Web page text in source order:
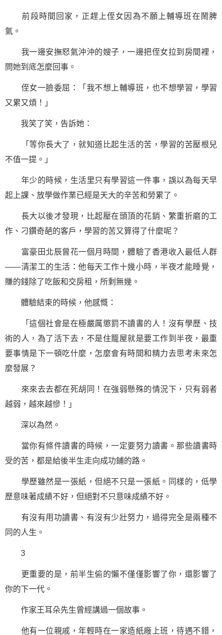
前段時間回家，正趕上侄女因為不願上輔導班在鬧脾
氣。
我一邊安撫怒氣沖沖的嫂子，一邊把侄女拉到房間裡，
問她到底怎麼回事。
侄女一臉委屈：「我不想上輔導班，也不想學習 ，學習
又累又煩！」
我笑了笑，告訴她：
「等你長大了，就知道比起生活的苦，學習的苦壓根兒
不值一提。」
年少的時候，生活里只有學習這一件事，誤以為每天早
起上課、放學做作業已經是天大的辛苦和勞累了。
長大以後才發現，比起壓在頭頂的花銷、繁重折磨的工
作、刁鑽奇葩的客戶，學習的苦又算得了什麼呢？
富豪田北辰曾花一個月時間，體驗了香港收入最低人群
——清潔工的生活：他每天工作十幾小時，半夜才能睡覺，
賺的錢除了吃飯和交房租，所剩無幾。
體驗結束的時候，他感慨：
「這個社會是在極嚴厲懲罰不讀書的人！沒有學歷、技
術的人，為了活下去，不是住籠屋就是要工作到半夜，最重
要事情是下一頓吃什麼，怎麼會有時間和精力去思考未來怎
麼發展？
來來去去都在死胡同！在強弱懸殊的情況下，只有弱者
越弱，越來越慘！」
深以為然。
當你有條件讀書的時候，一定要努力讀書。那些讀書時
受的苦，都是給後半生走向成功鋪的路。
學歷雖然是一張紙，但絕不只是一張紙。同樣的，低學
歷意味著成績不好，但絕對不只意味成績不好。
有沒有用功讀書、有沒有少壯努力，過得完全是兩種不
同的人生。
3
更重要的是，前半生偷的懶不僅僅影響了你，還影響了
你的下一代。
作家王耳朵先生曾經講過一個故事。
他有一位親戚，年輕時在一家造紙廠上班，待遇不錯，